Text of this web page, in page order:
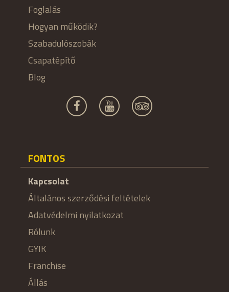
Foglalás
Hogyan működik?
Szabadulószobák
Csapatépítő
Blog
FONTOS
Kapcsolat
Általános szerződési feltételek
Adatvédelmi nyilatkozat
Rólunk
GYIK
Franchise
Állás